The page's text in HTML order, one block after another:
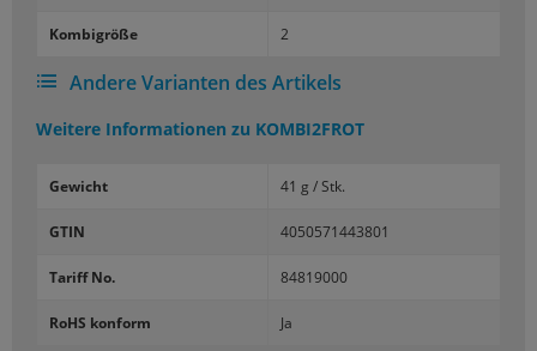
Kom­bi­grö­ße 2
Andere Varianten des Artikels
Weitere Informationen zu KOMBI2FROT
Gewicht 41 g / Stk.
GTIN 4050571443801
Tariff No. 84819000
RoHS konform Ja